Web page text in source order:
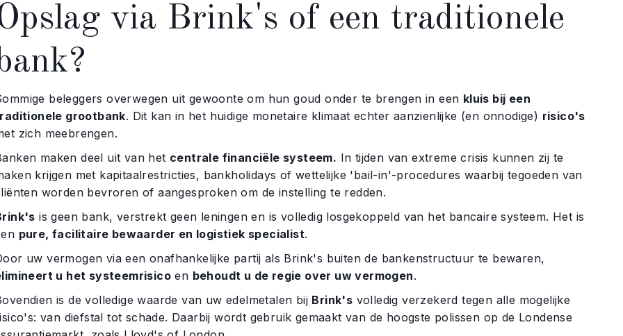
via Brink's of een traditionele
beleggers overwegen uit gewoonte om hun goud onder te brengen in een kluis bij een
grootbank. Dit kan in het huidige monetaire klimaat echter aanzienlijke (en onnodige) risico's
zich meebrengen.
maken deel uit van het centrale financiële systeem. In tijden van extreme crisis kunnen zij te
krijgen met kapitaalrestricties, bankholidays of wettelijke 'bail-in'-procedures waarbij tegoeden van
worden bevroren of aangesproken om de instelling te redden.
is geen bank, verstrekt geen leningen en is volledig losgekoppeld van het bancaire systeem. Het is
pure, facilitaire bewaarder en logistiek specialist.
uw vermogen via een onafhankelijke partij als Brink's buiten de bankenstructuur te bewaren,
u het systeemrisico en behoudt u de regie over uw vermogen.
is de volledige waarde van uw edelmetalen bij Brink's volledig verzekerd tegen alle mogelijke
van diefstal tot schade. Daarbij wordt gebruik gemaakt van de hoogste polissen op de Londense